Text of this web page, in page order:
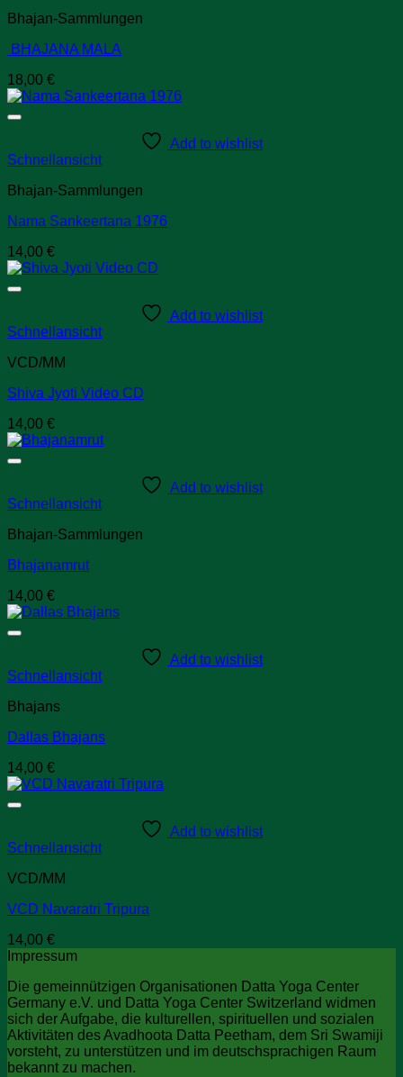
Bhajan-Sammlungen
BHAJANA MALA
18,00 €
Add to wishlist
Schnellansicht
Bhajan-Sammlungen
Nama Sankeertana 1976
14,00 €
Add to wishlist
Schnellansicht
VCD/MM
Shiva Jyoti Video CD
14,00 €
Add to wishlist
Schnellansicht
Bhajan-Sammlungen
Bhajanamrut
14,00 €
Add to wishlist
Schnellansicht
Bhajans
Dallas Bhajans
14,00 €
Add to wishlist
Schnellansicht
VCD/MM
VCD Navaratri Tripura
14,00 €
Impressum
Die gemeinnützigen Organisationen Datta Yoga Center
Germany e.V. und Datta Yoga Center Switzerland widmen
sich der Aufgabe, die kulturellen, spirituellen und sozialen
Aktivitäten des Avadhoota Datta Peetham, dem Sri Swamiji
vorsteht, zu unterstützen und im deutschsprachigen Raum
bekannt zu machen.